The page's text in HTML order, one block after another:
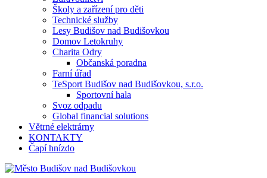
Školy a zařízení pro děti
Technické služby
Lesy Budišov nad Budišovkou
Domov Letokruhy
Charita Odry
Občanská poradna
Farní úřad
TeSport Budišov nad Budišovkou, s.r.o.
Sportovní hala
Svoz odpadu
Global financial solutions
Větrné elektrárny
KONTAKTY
Čapí hnízdo